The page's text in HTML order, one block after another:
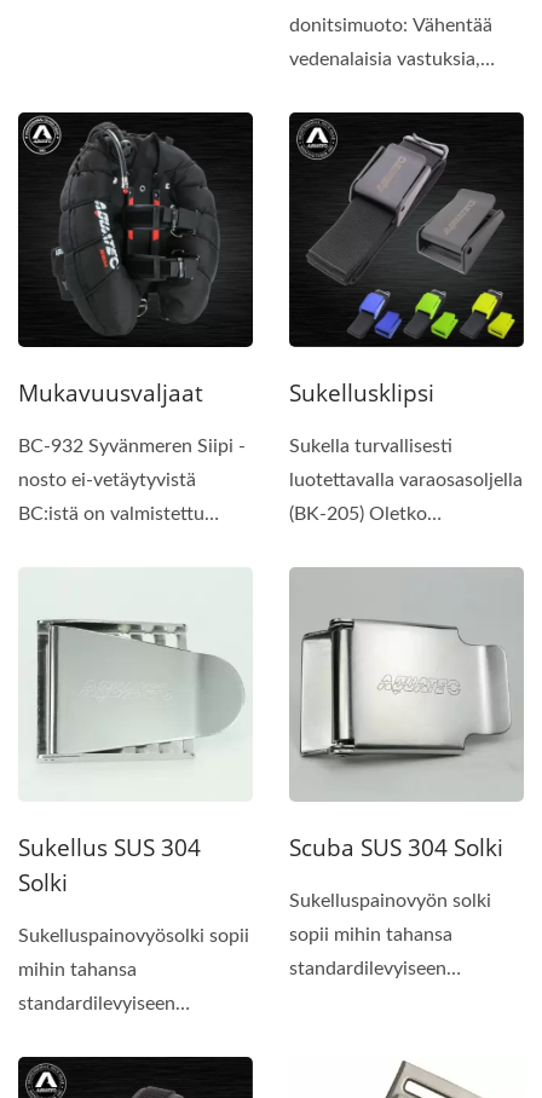
donitsimuoto: Vähentää
vedenalaisia vastuksia,
siivistä. Kestävä...
Mukavuusvaljaat
BC-932 Syvänmeren Siipi -
nosto ei-vetäytyvistä
BC:istä on valmistettu
Sukellusklipsi
Sukella turvallisesti
luotettavalla varaosasoljella
(BK-205) Oletko
Sukellus SUS 304
Solki
Sukelluspainovyösolki sopii
mihin tahansa
standardilevyiseen
nauhaan...
Scuba SUS 304 Solki
Sukelluspainovyön solki
sopii mihin tahansa
standardilevyiseen